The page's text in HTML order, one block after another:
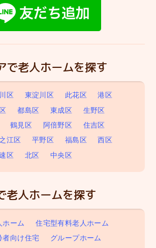
で老人ホームを探す
区 東淀川区 此花区
港区
都島区 東成区
生野区
鶴見区 阿倍野区
住吉区
江区 平野区 福島区
西区
区 北区 中央区
老人ホームを探す
ホーム
住宅型有料老人ホーム
者向け住宅
グループホーム